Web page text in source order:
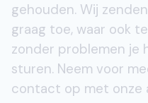
gehouden. Wij
graag toe, waar ook
zonder problemen je
sturen. Neem voor
contact op met onze